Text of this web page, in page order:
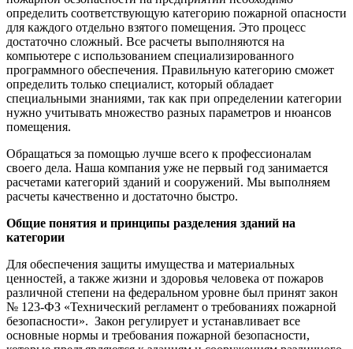
определить соответствующую категорию пожарной опасности
для каждого отдельно взятого помещения. Это процесс
достаточно сложный. Все расчеты выполняются на
компьютере с использованием специализированного
программного обеспечения. Правильную категорию сможет
определить только специалист, который обладает
специальными знаниями, так как при определении категории
нужно учитывать множество разных параметров и нюансов
помещения.
Обращаться за помощью лучше всего к профессионалам
своего дела. Наша компания уже не первый год занимается
расчетами категорий зданий и сооружений. Мы выполняем
расчеты качественно и достаточно быстро.
Общие понятия и принципы разделения зданий на
категории
Для обеспечения защиты имущества и материальных
ценностей, а также жизни и здоровья человека от пожаров
различной степени на федеральном уровне был принят закон
№ 123-ФЗ «Технический регламент о требованиях пожарной
безопасности». Закон регулирует и устанавливает все
основные нормы и требования пожарной безопасности,